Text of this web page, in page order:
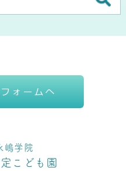
ォームへ
嶋学院
こども園